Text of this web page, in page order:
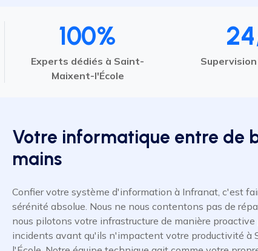
100%
Experts dédiés à Saint-
Maixent-l'École
Votre informatique entre de
mains
Confier votre système d'information à Infranat, c'est
sérénité absolue. Nous ne nous contentons pas de
nous pilotons votre infrastructure de manière proactive
incidents avant qu'ils n'impactent votre productivité à